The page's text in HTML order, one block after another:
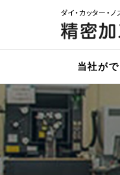
ダイ・カッター・
当社が